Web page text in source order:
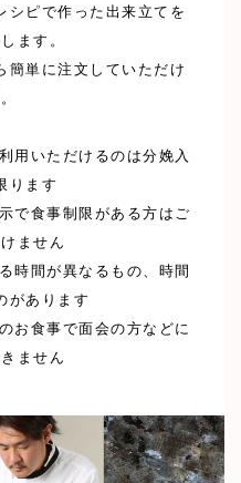
シピで作った出来立てを
ます。
簡単に注文していただけ
用いただけるのは分娩入
ります
で食事制限がある方はご
ません
時間が異なるもの、時間
があります
お食事で面会の方などに
ません